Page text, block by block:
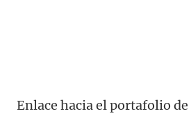
Enlace hacia el portafolio de